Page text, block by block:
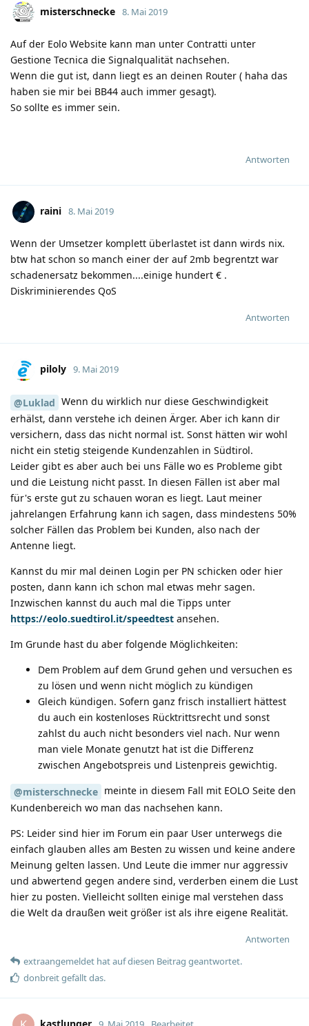
misterschnecke 8. Mai 2019
Auf der Eolo Website kann man unter Contratti unter
Gestione Tecnica die Signalqualität nachsehen.
Wenn die gut ist, dann liegt es an deinen Router ( haha das
haben sie mir bei BB44 auch immer gesagt).
So sollte es immer sein.
Antworten
raini 8. Mai 2019
Wenn der Umsetzer komplett überlastet ist dann wirds nix.
btw hat schon so manch einer der auf 2mb begrentzt war
schadenersatz bekommen....einige hundert € .
Diskriminierendes QoS
Antworten
piloly 9. Mai 2019
@Luklad Wenn du wirklich nur diese Geschwindigkeit
erhälst, dann verstehe ich deinen Ärger. Aber ich kann dir
versichern, dass das nicht normal ist. Sonst hätten wir wohl
nicht ein stetig steigende Kundenzahlen in Südtirol.
Leider gibt es aber auch bei uns Fälle wo es Probleme gibt
und die Leistung nicht passt. In diesen Fällen ist aber mal
für's erste gut zu schauen woran es liegt. Laut meiner
jahrelangen Erfahrung kann ich sagen, dass mindestens 50%
solcher Fällen das Problem bei Kunden, also nach der
Antenne liegt.
Kannst du mir mal deinen Login per PN schicken oder hier
posten, dann kann ich schon mal etwas mehr sagen.
Inzwischen kannst du auch mal die Tipps unter
https://eolo.suedtirol.it/speedtest ansehen.
Im Grunde hast du aber folgende Möglichkeiten:
Dem Problem auf dem Grund gehen und versuchen es
zu lösen und wenn nicht möglich zu kündigen
Gleich kündigen. Sofern ganz frisch installiert hättest
du auch ein kostenloses Rücktrittsrecht und sonst
zahlst du auch nicht besonders viel nach. Nur wenn
man viele Monate genutzt hat ist die Differenz
zwischen Angebotspreis und Listenpreis gewichtig.
@misterschnecke meinte in diesem Fall mit EOLO Seite den
Kundenbereich wo man das nachsehen kann.
PS: Leider sind hier im Forum ein paar User unterwegs die
einfach glauben alles am Besten zu wissen und keine andere
Meinung gelten lassen. Und Leute die immer nur aggressiv
und abwertend gegen andere sind, verderben einem die Lust
hier zu posten. Vielleicht sollten einige mal verstehen dass
die Welt da draußen weit größer ist als ihre eigene Realität.
Antworten
extraangemeldet hatauf diesen Beitrag geantwortet.
donbreitgefällt das.
kastlunger